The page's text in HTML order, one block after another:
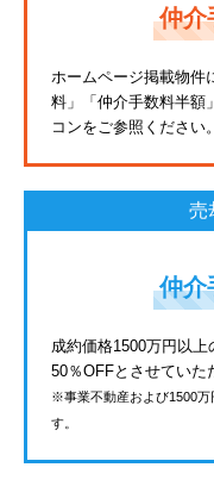
仲介
ホームページ掲載物件
料」「仲介手数料半額
コンをご参照ください。
売
仲介
成約価格1500万円以
50％OFFとさせていた
※事業不動産および1500万
す。